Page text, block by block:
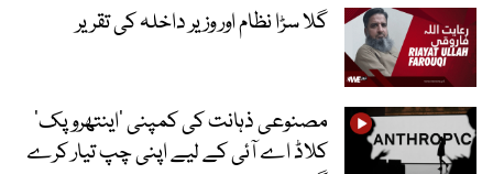
گلا سڑا نظام اور وزیر داخلہ کی تقریر
مصنوعی ذہانت کی کمپنی ’اینتھروپک‘
کلاڈ اے آئی کے لیے اپنی چپ تیار کرے